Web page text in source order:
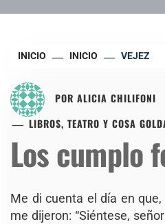
INICIO INICIO VEJEZ
POR ALICIA CHILIFONI
LIBROS, TEATRO Y COSA
Los cumplo
Me di cuenta el día en
me dijeron: “Siéntese,